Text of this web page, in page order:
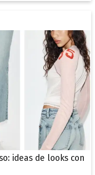
ideas de looks con